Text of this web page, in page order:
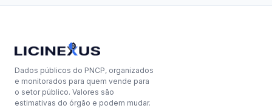
Dados públicos do PNCP, organizados
e monitorados para quem vende para
o setor público. Valores são
estimativas do órgão e podem mudar.